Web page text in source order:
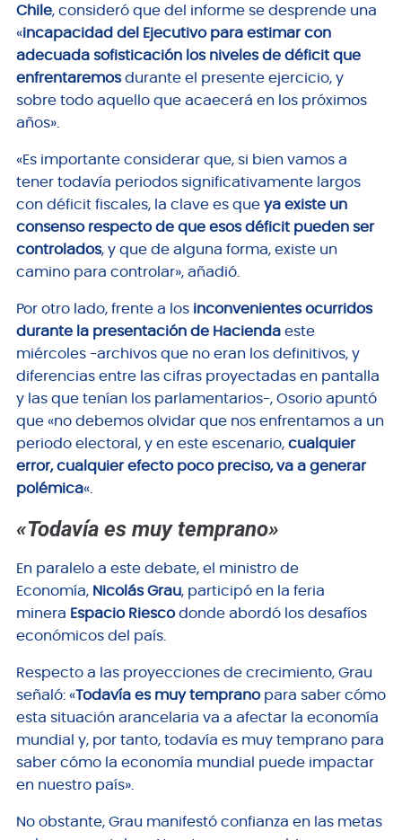
Chile, consideró que del informe se desprende una
«incapacidad del Ejecutivo para estimar con
adecuada sofisticación los niveles de déficit que
enfrentaremosdurante el presente ejercicio, y
sobre todo aquello que acaecerá en los próximos
años».
«Es importante considerar que, si bien vamos a
tener todavía periodos significativamente largos
con déficit fiscales, la clave es que ya existe un
consenso respecto de que esos déficit pueden ser
controlados, y que de alguna forma, existe un
camino para controlar», añadió.
Por otro lado, frente a los inconvenientes ocurridos
durante la presentación de Haciendaeste
miércoles -archivos que no eran los definitivos, y
diferencias entre las cifras proyectadas en pantalla
y las que tenían los parlamentarios-, Osorio apuntó
que «no debemos olvidar que nos enfrentamos a un
periodo electoral, y en este escenario, cualquier
error, cualquier efecto poco preciso, va a generar
polémica«.
«Todavía es muy temprano»
En paralelo a este debate, el ministro de
Economía,Nicolás Grau, participó en la feria
minera Espacio Riescodonde abordó los desafíos
económicos del país.
Respecto a las proyecciones de crecimiento, Grau
señaló: «Todavía es muy tempranopara saber cómo
esta situación arancelaria va a afectar la economía
mundial y, por tanto, todavía es muy temprano para
saber cómo la economía mundial puede impactar
en nuestro país».
No obstante, Grau manifestó confianza en las metas